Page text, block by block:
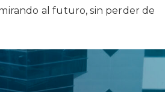
al futuro, sin perder de